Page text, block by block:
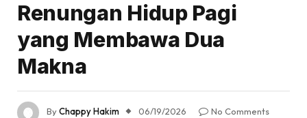
Renungan Hidup Pagi
yang Membawa Dua
Makna
ByChappy Hakim 06/19/2026
No Comments